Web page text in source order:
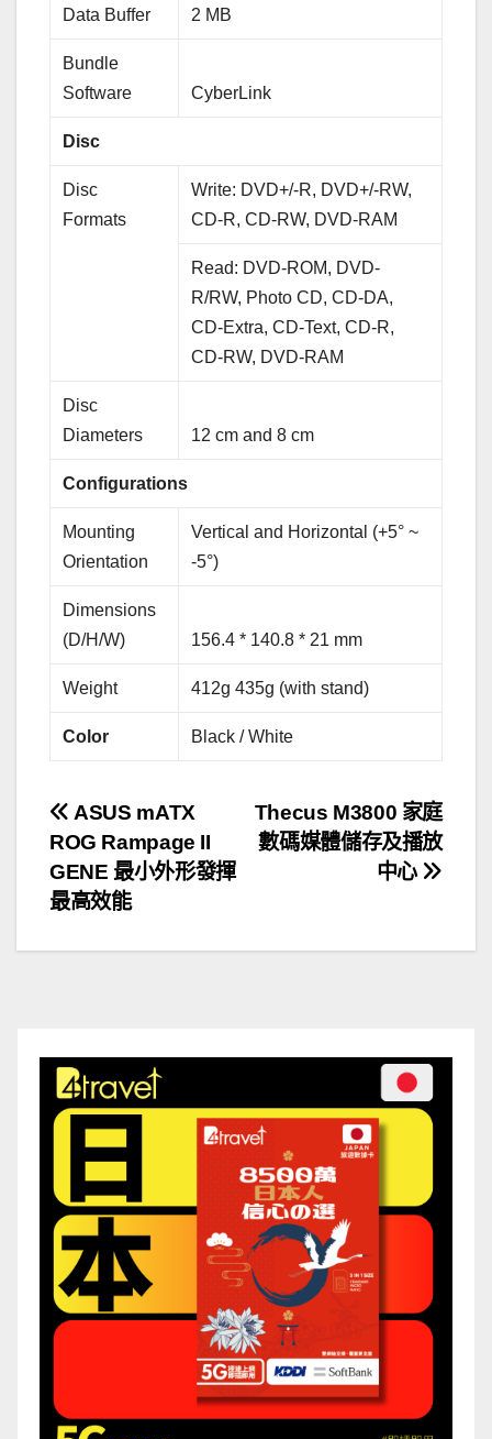
Data Buffer 2 MB
Bundle
Software
CyberLink
Disc
Disc
Formats
Write: DVD+/-R, DVD+/-RW,
CD-R, CD-RW, DVD-RAM
Read: DVD-ROM, DVD-
R/RW, Photo CD, CD-DA,
CD-Extra, CD-Text, CD-R,
CD-RW, DVD-RAM
Disc
Diameters
12 cm and 8 cm
Configurations
Mounting
Orientation
Vertical and Horizontal (+5° ~
-5°)
Dimensions
(D/H/W)
156.4 * 140.8 * 21 mm
Weight 412g 435g (with stand)
Color Black / White
文
章
導
覽
Thecus M3800 家庭
數碼媒體儲存及播放
中心
ASUS mATX
ROG Rampage II
GENE 最小外形發揮
最高效能